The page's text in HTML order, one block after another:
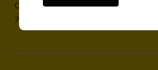
CS 60705 MONTEVRAIN
77772 MARNE LA VALLEE CEDEX 4